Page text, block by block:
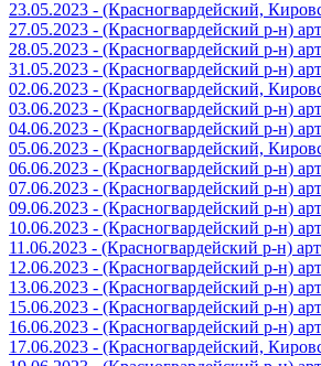
23.05.2023 - (Красногвардейский,
27.05.2023 - (Красногвардейский р-н)
28.05.2023 - (Красногвардейский р-н)
31.05.2023 - (Красногвардейский р-н)
02.06.2023 - (Красногвардейский,
03.06.2023 - (Красногвардейский р-н)
04.06.2023 - (Красногвардейский р-н)
05.06.2023 - (Красногвардейский,
06.06.2023 - (Красногвардейский р-н)
07.06.2023 - (Красногвардейский р-н)
09.06.2023 - (Красногвардейский р-н)
10.06.2023 - (Красногвардейский р-н)
11.06.2023 - (Красногвардейский р-н)
12.06.2023 - (Красногвардейский р-н)
13.06.2023 - (Красногвардейский р-н)
15.06.2023 - (Красногвардейский р-н)
16.06.2023 - (Красногвардейский р-н)
17.06.2023 - (Красногвардейский,